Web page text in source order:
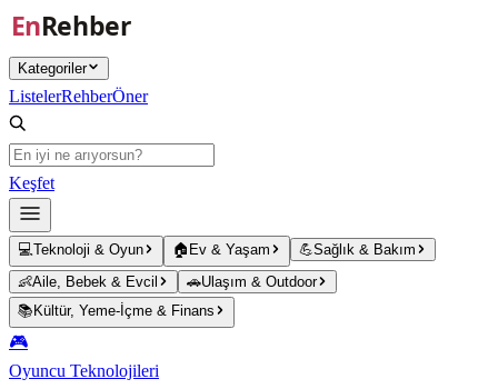
Ana içeriğe atla
Kategoriler
ListelerRehberÖner
Keşfet
💻Teknoloji & Oyun 🏠 Ev & Yaşam 💪Sağlık & Bakım
👶Aile, Bebek & Evcil 🚗Ulaşım & Outdoor
📚 Kültür, Yeme-İçme & Finans
🎮
Oyuncu Teknolojileri